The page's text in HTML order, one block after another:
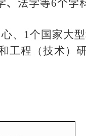
、法学等6个学
、 1个国家大
工程（技术）研